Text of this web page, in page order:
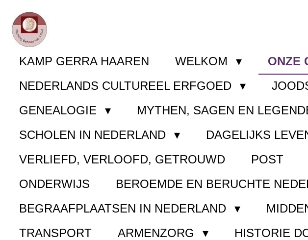
Ga
direct
naar
hoofdinhoud
KAMP GERRA HAAREN WELKOM
ONZE
NEDERLANDS CULTUREEL ERFGOED
GENEALOGIE
MYTHEN, SAGEN EN
SCHOLEN IN NEDERLAND
DAGELIJKS
VERLIEFD, VERLOOFD, GETROUWD
POST
ONDERWIJS
BEROEMDE EN BERUCHTE
BEGRAAFPLAATSEN IN NEDERLAND
TRANSPORT
ARMENZORG
HISTORIE